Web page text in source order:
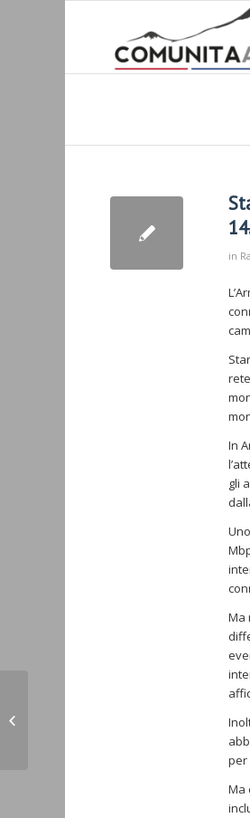
in
In
gli
Ma
per
Ma